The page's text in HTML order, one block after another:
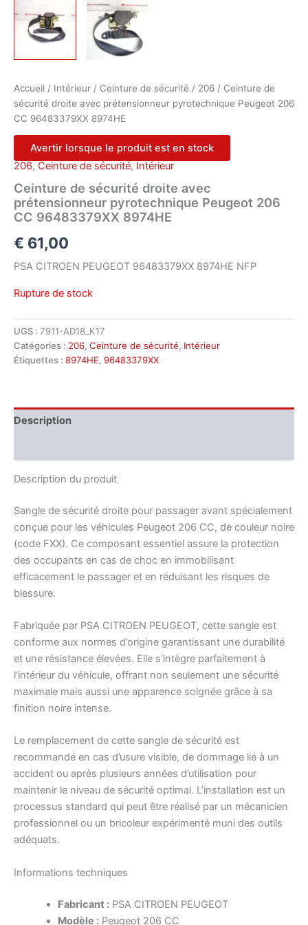
Accueil / Intérieur / Ceinture de sécurité / 206 / Ceinture de
sécurité droite avec prétensionneur pyrotechnique Peugeot 206
CC 96483379XX 8974HE
Avertir lorsque le produit est en stock
206, Ceinture de sécurité, Intérieur
Ceinture de sécurité droite avec
prétensionneur pyrotechnique Peugeot 206
CC 96483379XX 8974HE
€ 61,00
PSA CITROEN PEUGEOT 96483379XX 8974HE NFP
Rupture de stock
UGS : 7911-AD18_K17
Catégories : 206, Ceinture de sécurité, Intérieur
Étiquettes : 8974HE, 96483379XX
Description
Description du produit
Sangle de sécurité droite pour passager avant spécialement
conçue pour les véhicules Peugeot 206 CC, de couleur noire
(code FXX). Ce composant essentiel assure la protection
des occupants en cas de choc en immobilisant
efficacement le passager et en réduisant les risques de
blessure.
Fabriquée par PSA CITROEN PEUGEOT, cette sangle est
conforme aux normes d’origine garantissant une durabilité
et une résistance élevées. Elle s’intègre parfaitement à
l’intérieur du véhicule, offrant non seulement une sécurité
maximale mais aussi une apparence soignée grâce à sa
finition noire intense.
Le remplacement de cette sangle de sécurité est
recommandé en cas d’usure visible, de dommage lié à un
accident ou après plusieurs années d’utilisation pour
maintenir le niveau de sécurité optimal. L’installation est un
processus standard qui peut être réalisé par un mécanicien
professionnel ou un bricoleur expérimenté muni des outils
adéquats.
Informations techniques
Fabricant :PSA CITROEN PEUGEOT
Modèle :Peugeot 206 CC